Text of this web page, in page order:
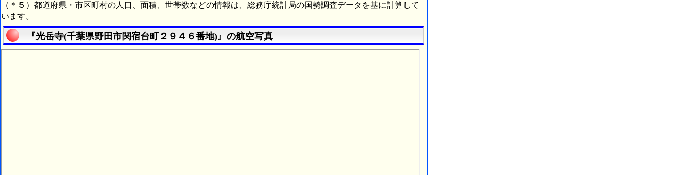
（＊５）都道府県・市区町村の人口、面積、世帯数などの情報は、総務庁統計局の国勢調査データを基に計算して
います。
『光岳寺(千葉県野田市関宿台町２９４６番地)』の航空写真